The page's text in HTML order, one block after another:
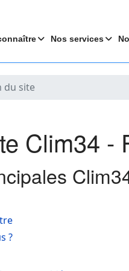
Nos services
du site
Clim34 -
?